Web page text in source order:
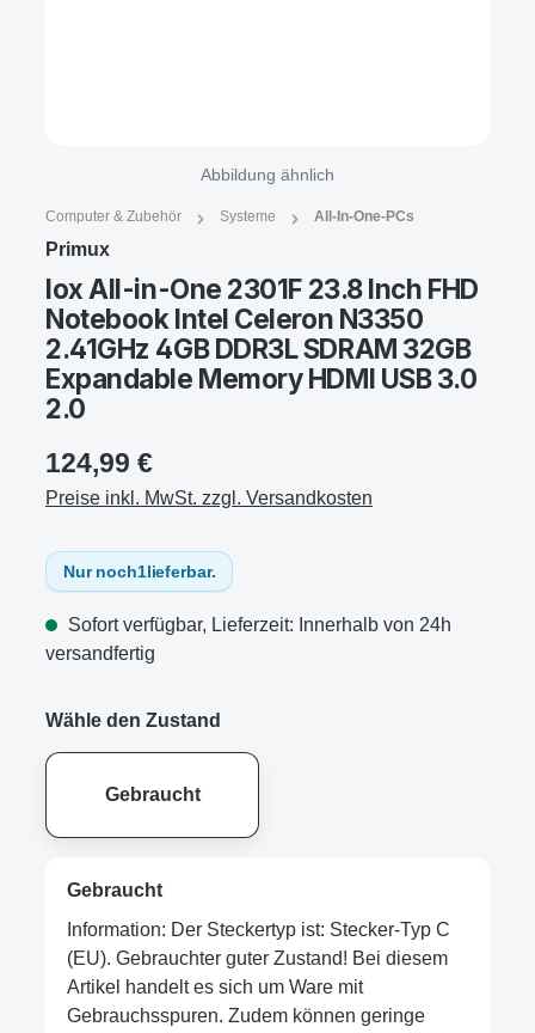
Abbildung ähnlich
Computer & Zubehör Systeme All-In-One-PCs
Primux
Iox All-in-One 2301F 23.8 Inch FHD
Notebook Intel Celeron N3350
2.41GHz 4GB DDR3L SDRAM 32GB
Expandable Memory HDMI USB 3.0
2.0
124,99 €
Preise inkl. MwSt. zzgl. Versandkosten
Nur noch1lieferbar.
Sofort verfügbar, Lieferzeit: Innerhalb von 24h
versandfertig
Wähle den Zustand
Gebraucht
Gebraucht
Information: Der Steckertyp ist: Stecker-Typ C
(EU). Gebrauchter guter Zustand! Bei diesem
Artikel handelt es sich um Ware mit
Gebrauchsspuren. Zudem können geringe